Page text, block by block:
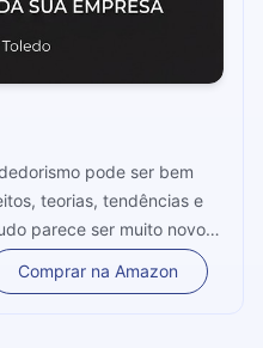
pode ser bem
teorias, tendências e
parece ser muito novo e
dose de iniciação com
procura mostrar como
Comprar na Amazon